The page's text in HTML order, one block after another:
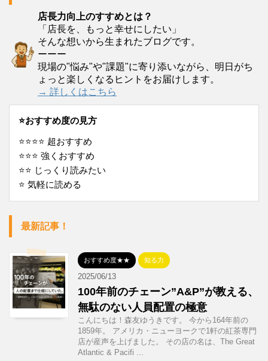
店長力向上のすすめとは？
「店長を、もっと幸せにしたい」
そんな想いから生まれたブログです。
ーーー
現場の"悩み"や"課題"に寄り添いながら、明日がち
ょっと楽しくなるヒントをお届けします。
→ 詳しくはこちら
⭐️おすすめ度の見方
⭐️⭐️⭐️⭐️ 超おすすめ
⭐️⭐️⭐️ 強くおすすめ
⭐️⭐️ じっくり読みたい
⭐️ 気軽に読める
最新記事！
おすすめ度★★ 知る力
2025/06/13
100年前のチェーン”A&P”が教える、
無駄のない人員配置の極意
こんにちは！森友ゆうきです。 今から164年前の
1859年。 アメリカ・ニューヨークで1軒の紅茶専門
店が産声を上げました。 その店の名は、The Great
Atlantic & Pacifi ...